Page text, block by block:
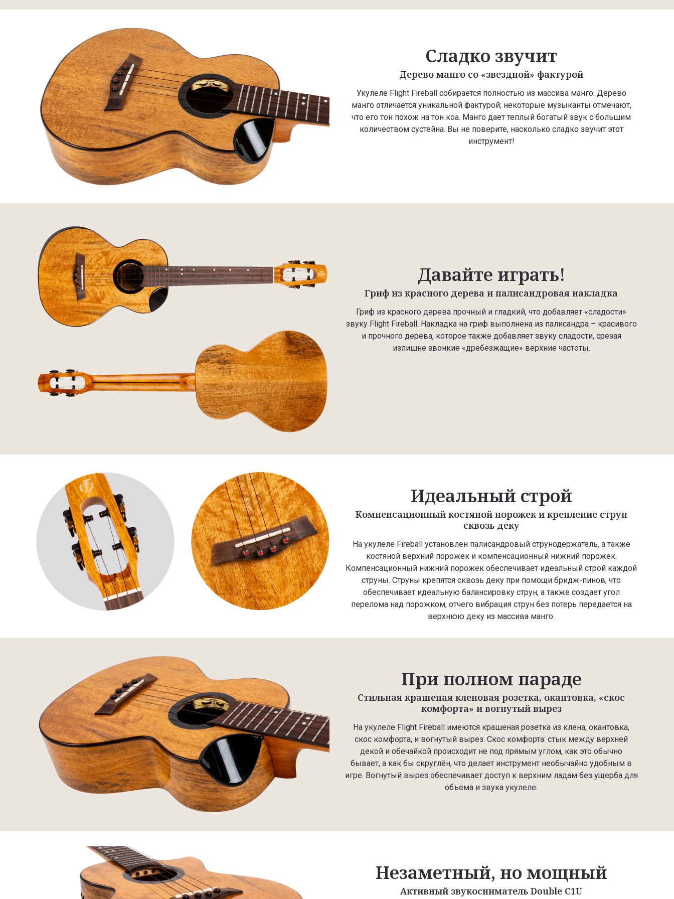
Сладко звучит
Дерево манго со «звездной» фактурой
Укулеле Flight Fireball собирается полностью из массива манго. Дерево
манго отличается уникальной фактурой; некоторые музыканты отмечают,
что его тон похож на тон коа. Манго дает теплый богатый звук с большим
количеством сустейна. Вы не поверите, насколько сладко звучит этот
инструмент!
Давайте играть!
Гриф из красного дерева и палисандровая накладка
Гриф из красного дерева прочный и гладкий, что добавляет «сладости»
звуку Flight Fireball. Накладка на гриф выполнена из палисандра – красивого
и прочного дерева, которое также добавляет звуку сладости, срезая
излишне звонкие «дребезжащие» верхние частоты.
Идеальный строй
Компенсационный костяной порожек и крепление струн
сквозь деку
На укулеле Fireball установлен палисандровый струнодержатель, а также
костяной верхний порожек и компенсационный нижний порожек.
Компенсационный нижний порожек обеспечивает идеальный строй каждой
струны. Струны крепятся сквозь деку при помощи бридж-пинов, что
обеспечивает идеальную балансировку струн, а также создает угол
перелома над порожком, отчего вибрация струн без потерь передается на
верхнюю деку из массива манго.
При полном параде
Стильная крашеная кленовая розетка, окантовка, «скос
комфорта» и вогнутый вырез
На укулеле Flight Fireball имеются крашеная розетка из клена, окантовка,
скос комфорта, и вогнутый вырез. Скос комфорта: стык между верхней
декой и обечайкой происходит не под прямым углом, как это обычно
бывает, а как бы скруглён, что делает инструмент необычайно удобным в
игре. Вогнутый вырез обеспечивает доступ к верхним ладам без ущерба для
объема и звука укулеле.
Незаметный, но мощный
Активный звукосниматель Double C1U